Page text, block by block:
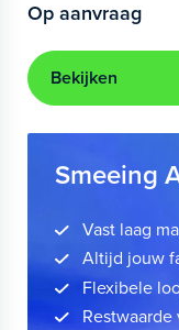
Op aanvraag
Bekijken
Smeeing
Vast laag
Altijd jouw
Flexibele